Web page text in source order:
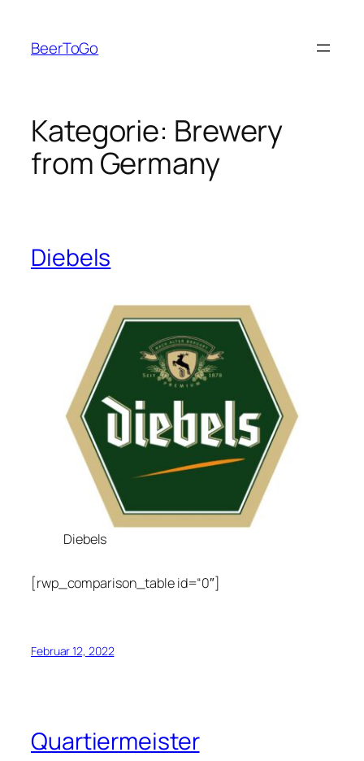
springen
BeerToGo
Kategorie: Brewery
from Germany
Diebels
Diebels
[rwp_comparison_table id=“0″]
Februar 12, 2022
Quartiermeister